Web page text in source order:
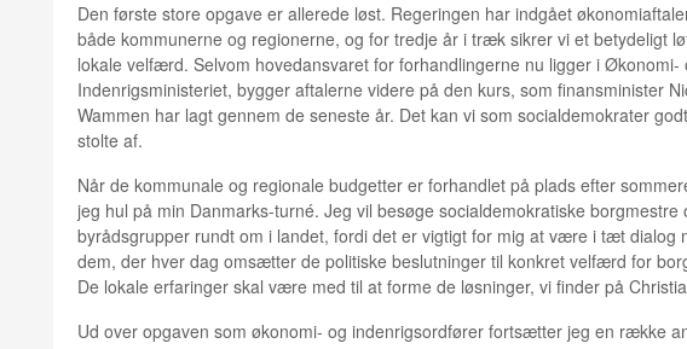
Den første store opgave er allerede løst. Regeringen har indgået
både kommunerne og regionerne, og for tredje år i træk sikrer vi et betydeligt
lokale velfærd. Selvom hovedansvaret for forhandlingerne nu ligger i Økonomi-
Indenrigsministeriet, bygger aftalerne videre på den kurs, som finansminister
Wammen har lagt gennem de seneste år. Det kan vi som socialdemokrater
stolte af.
Når de kommunale og regionale budgetter er forhandlet på plads efter
jeg hul på min Danmarks-turné. Jeg vil besøge socialdemokratiske borgmestre
byrådsgrupper rundt om i landet, fordi det er vigtigt for mig at være i tæt dialog
dem, der hver dag omsætter de politiske beslutninger til konkret velfærd for
De lokale erfaringer skal være med til at forme de løsninger, vi finder på
Ud over opgaven som økonomi- og indenrigsordfører fortsætter jeg en række